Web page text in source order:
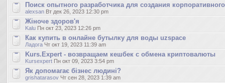
Поиск опытного разработчика для создания
alexsan Вт дек 26, 2023 12:30 pm
Жіноче здоров'я
Kalu Пн окт 23, 2023 12:26 pm
Как купить в онлайне бутылку для воды uzspace
Ладога Чт окт 19, 2023 11:39 am
Kurs.Expert - возвращаем кешбек с обмена криптовалюты
Kursexpert Пн окт 09, 2023 3:54 pm
Як допомагає бізнес людині?
grishatarasov Чт сен 28, 2023 1:39 am